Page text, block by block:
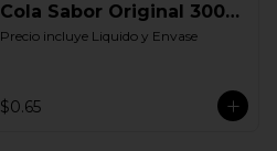
Cola Sabor Original 300
ML. Retornable
Precio incluye Liquido y Envase
$0.65